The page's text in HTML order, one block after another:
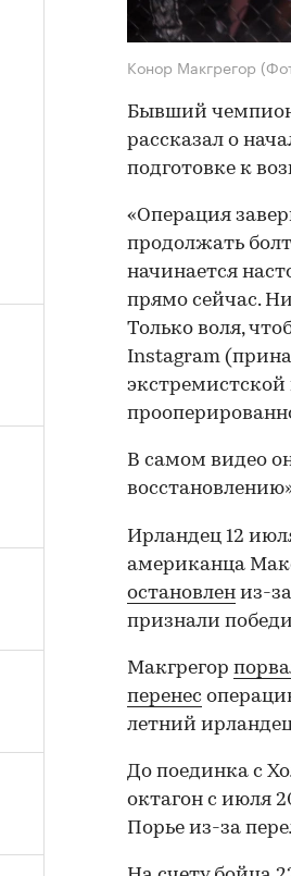
Конор Макгрегор
Бывший чемпион
рассказал о
подготовке к
«Операция
продолжать
начинается
прямо сейчас.
Только воля,
Instagram
экстремистской
В самом видео
Ирландец 12
американца
остановлен из-
признали
Макгрегор
перенес
летний
До поединка с
октагон с июля
Порье из-за